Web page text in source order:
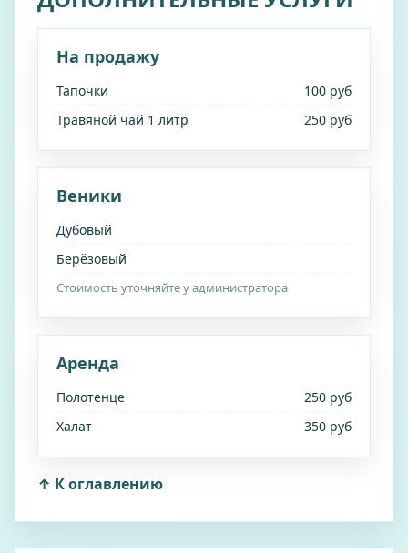
На продажу
Тапочки
100 руб
Травяной чай 1 литр
250 руб
Веники
Дубовый
Берёзовый
Стоимость уточняйте у администратора
Аренда
Полотенце
250 руб
Халат
350 руб
↑ К оглавлению